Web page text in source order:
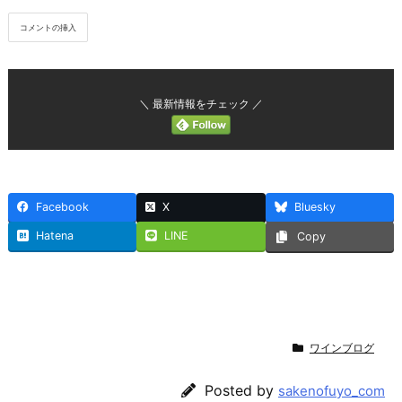
＼ 最新情報をチェック ／
Facebook X Bluesky
Hatena LINE Copy
ワインブログ
Posted by sakenofuyo_com